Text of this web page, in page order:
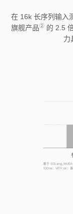
在 16k 长序列输入
旗舰产品② 的 2.5
力